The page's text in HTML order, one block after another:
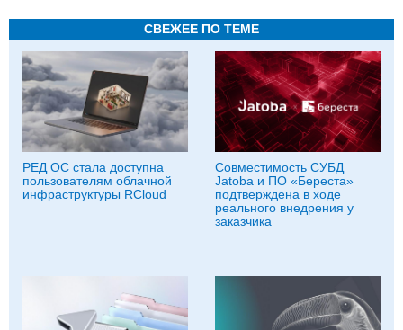
СВЕЖЕЕ ПО ТЕМЕ
РЕД ОС стала доступна
пользователям облачной
инфраструктуры RCloud
Совместимость СУБД
Jatoba и ПО «Береста»
подтверждена в ходе
реального внедрения у
заказчика